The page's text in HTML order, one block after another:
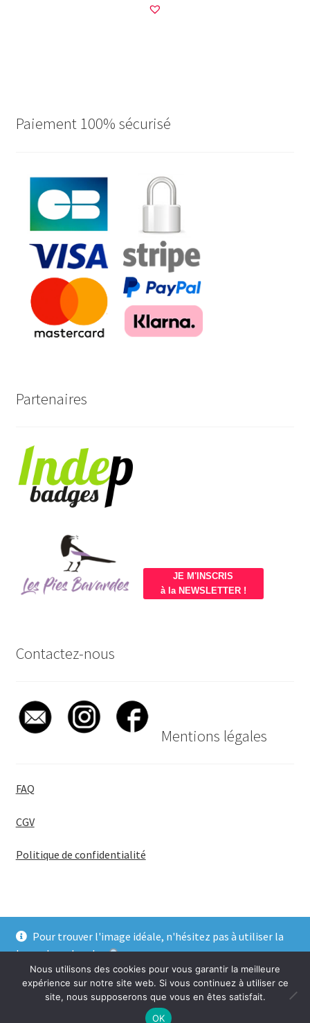
Pour trouver l'image idéale, n'hésitez pas à utiliser la
barre de recherche
Ignorer
Paiement 100% sécurisé
Partenaires
JE M'INSCRIS
à la NEWSLETTER !
Contactez-nous
Mentions légales
FAQ
CGV
Politique de confidentialité
© BadgeGirl® 2026
Nous utilisons des cookies pour vous garantir la meilleure
expérience sur notre site web. Si vous continuez à utiliser ce
site, nous supposerons que vous en êtes satisfait.
OK